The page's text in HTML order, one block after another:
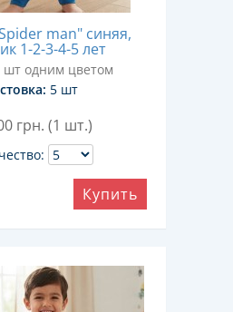
man" синяя,
1-2-3-4-5 лет
шт одним цветом
5 шт
грн. (1 шт.)
Купить